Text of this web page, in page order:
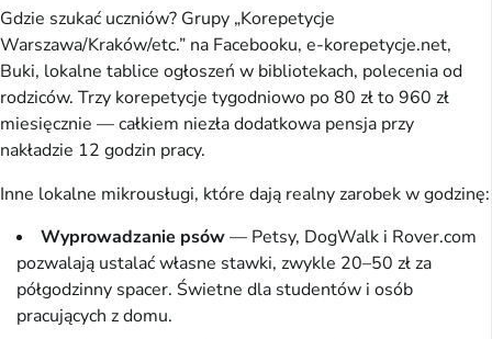
Gdzie szukać uczniów? Grupy „Korepetycje
Warszawa/Kraków/etc.” na Facebooku, e-korepetycje.net,
Buki, lokalne tablice ogłoszeń w bibliotekach, polecenia od
rodziców. Trzy korepetycje tygodniowo po 80 zł to 960 zł
miesięcznie — całkiem niezła dodatkowa pensja przy
nakładzie 12 godzin pracy.
Inne lokalne mikrousługi, które dają realny zarobek w godzinę:
Wyprowadzanie psów— Petsy, DogWalk i Rover.com
pozwalają ustalać własne stawki, zwykle 20–50 zł za
półgodzinny spacer. Świetne dla studentów i osób
pracujących z domu.